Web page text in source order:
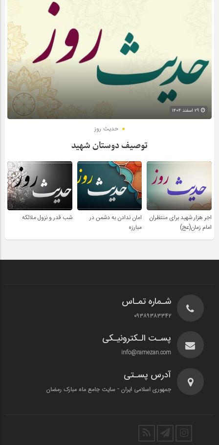
حدیث روز
توصیف دوستان شهید
اجر هزار شهید برای منتظران
امام زمان(عج)
امان ندادن به دشمن در
مبارزه
شب قدر و نزول ملائکه
شـماره تمـاس
۰۹۳۸۹۳۸۳۳۴۲
پسـت الـکترونیـکی
info@ramezan.com
آدرس پسـتی
جمهوری اسلامی ایران - سایت جامع ماه مبارک رمضان